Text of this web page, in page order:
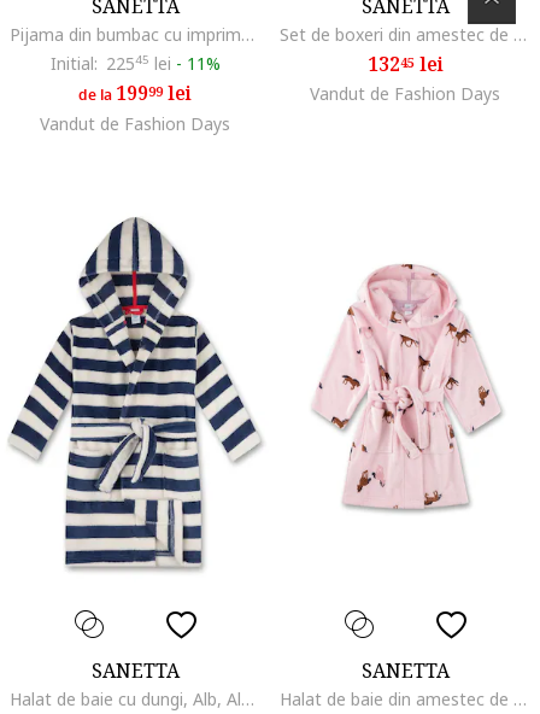
SANETTA
Pijama din bumbac cu imprimeu grafic, Albastru inchis
Initial: 22545 lei - 11%
de la 19999lei
Vandut de Fashion Days
SANETTA
Set de boxeri din amestec de bumbac - 2 perechi, Gri/Albastru
13245lei
Vandut de Fashion Days
SANETTA
Halat de baie cu dungi, Alb, Albastru,
SANETTA
Halat de baie din amestec de bumbac cu model, Roz